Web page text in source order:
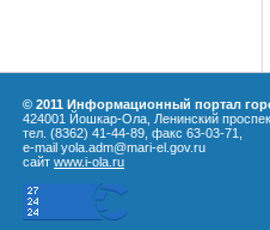
© 2011 Информационный портал
424001 Йошкар-Ола, Ленинский
тел. (8362) 41-44-89, факс 63-03-71,
e-mail yola.adm@mari-el.gov.ru
сайт www.i-ola.ru